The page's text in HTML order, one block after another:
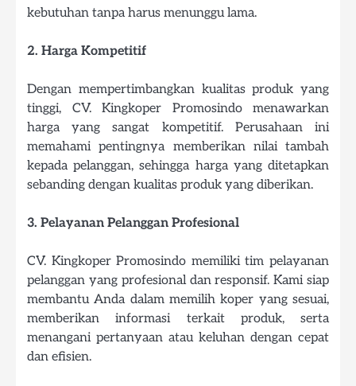
kebutuhan tanpa harus menunggu lama.
2. Harga Kompetitif
Dengan mempertimbangkan kualitas produk yang
tinggi, CV. Kingkoper Promosindo menawarkan
harga yang sangat kompetitif. Perusahaan ini
memahami pentingnya memberikan nilai tambah
kepada pelanggan, sehingga harga yang ditetapkan
sebanding dengan kualitas produk yang diberikan.
3. Pelayanan Pelanggan Profesional
CV. Kingkoper Promosindo memiliki tim pelayanan
pelanggan yang profesional dan responsif. Kami siap
membantu Anda dalam memilih koper yang sesuai,
memberikan informasi terkait produk, serta
menangani pertanyaan atau keluhan dengan cepat
dan efisien.